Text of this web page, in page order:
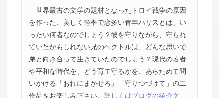
世界最古の文学の題材となったトロイ戦争の原因
を作った、美しく軽率で恋多い青年パリスとは、い
ったい何者なのでしょう？彼を守りながら、守られ
ていたかもしれない兄のヘクトルは、どんな思いで
弟と向き合って生きていたのでしょう？現代の若者
や平和な時代を、どう育て守るかを、あらためて問
いかける「おれにまかせろ」「守りつづけて」の二
作品をお楽しみ下さい。 詳しくはブログの紹介文